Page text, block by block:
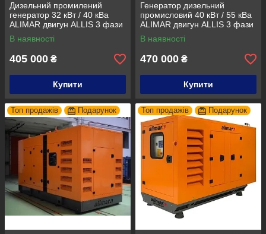
Дизельний промилений
генератор 32 кВт / 40 кВа
ALIMAR двигун ALLIS 3 фази
50Гц
В наявності
405 000 ₴
Купити
Генератор дизельний
промисловий 40 кВт / 55 кВа
ALIMAR двигун ALLIS 3 фази
Дизельна електростанція
В наявності
470 000 ₴
Купити
Топ продажів Подарунок Топ продажів Подарунок